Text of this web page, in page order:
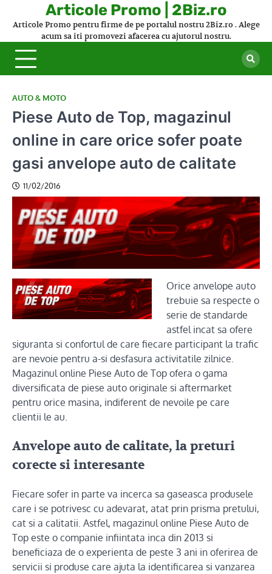
Articole Promo | 2Biz.ro
Articole Promo pentru firme de pe portalul nostru 2Biz.ro . Alege
acum sa iti promovezi afacerea cu ajutorul nostru.
AUTO & MOTO
Piese Auto de Top, magazinul
online in care orice sofer poate
gasi anvelope auto de calitate
11/02/2016
Orice anvelope auto
trebuie sa respecte o
serie de standarde
astfel incat sa ofere
siguranta si confortul de care fiecare participant la trafic
are nevoie pentru a-si desfasura activitatile zilnice.
Magazinul online Piese Auto de Top ofera o gama
diversificata de piese auto originale si aftermarket
pentru orice masina, indiferent de nevoile pe care
clientii le au.
Anvelope auto de calitate, la preturi
corecte si interesante
Fiecare sofer in parte va incerca sa gaseasca produsele
care i se potrivesc cu adevarat, atat prin prisma pretului,
cat si a calitatii. Astfel, magazinul online Piese Auto de
Top este o companie infiintata inca din 2013 si
beneficiaza de o experienta de peste 3 ani in oferirea de
servicii si produse care ajuta la identificarea si vanzarea